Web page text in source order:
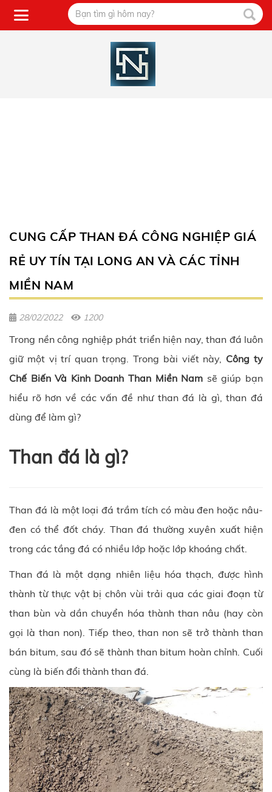
CUNG CẤP THAN ĐÁ CÔNG NGHIỆP GIÁ
RẺ UY TÍN TẠI LONG AN VÀ CÁC TỈNH
MIỀN NAM
28/02/2022 1200
Trong nền công nghiệp phát triển hiện nay, than đá luôn
giữ một vị trí quan trọng. Trong bài viết này, Công ty
Chế Biến Và Kinh Doanh Than Miền Nam sẽ giúp bạn
hiểu rõ hơn về các vấn đề như than đá là gì, than đá
dùng để làm gì?
Than đá là gì?
Than đá là một loại đá trầm tích có màu đen hoặc nâu-
đen có thể đốt cháy. Than đá thường xuyên xuất hiện
trong các tầng đá có nhiều lớp hoặc lớp khoáng chất.
Than đá là một dạng nhiên liệu hóa thạch, được hình
thành từ thực vật bị chôn vùi trải qua các giai đoạn từ
than bùn và dần chuyển hóa thành than nâu (hay còn
gọi là than non). Tiếp theo, than non sẽ trở thành than
bán bitum, sau đó sẽ thành than bitum hoàn chỉnh. Cuối
cùng là biến đổi thành than đá.